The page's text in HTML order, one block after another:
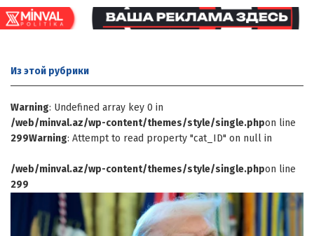
Из этой рубрики
Warning: Undefined array key 0 in
/web/minval.az/wp-content/themes/style/single.phpon line
299Warning: Attempt to read property "cat_ID" on null in
/web/minval.az/wp-content/themes/style/single.phpon line
299